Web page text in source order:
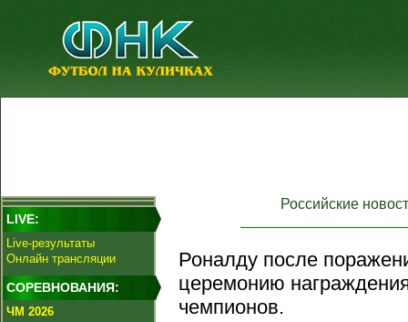
LIVE:
Live-результаты
Онлайн трансляции
СОРЕВНОВАНИЯ:
ЧМ 2026
Российские
Роналду после
церемонию
чемпионов.